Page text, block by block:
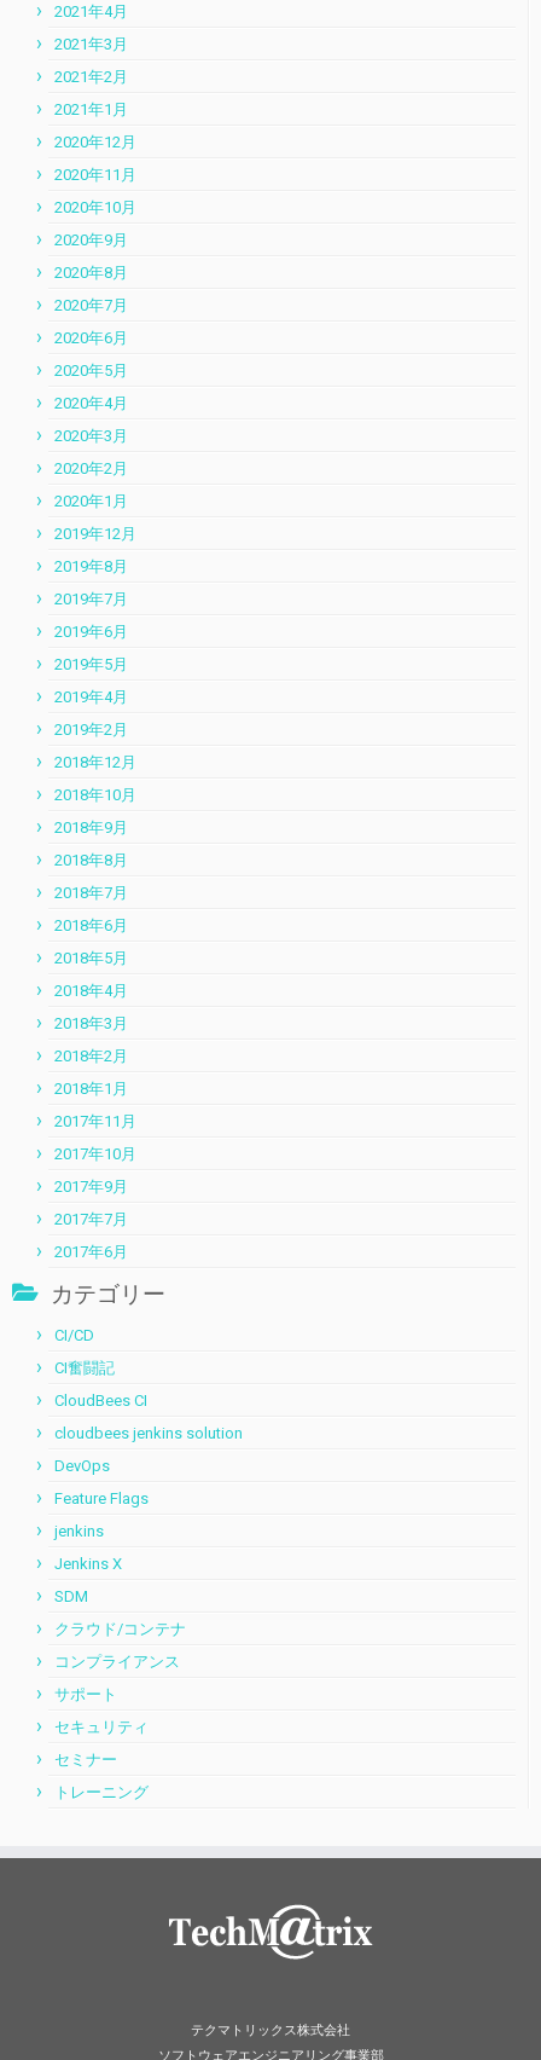
2021年4月
2021年3月
2021年2月
2021年1月
2020年12月
2020年11月
2020年10月
2020年9月
2020年8月
2020年7月
2020年6月
2020年5月
2020年4月
2020年3月
2020年2月
2020年1月
2019年12月
2019年8月
2019年7月
2019年6月
2019年5月
2019年4月
2019年2月
2018年12月
2018年10月
2018年9月
2018年8月
2018年7月
2018年6月
2018年5月
2018年4月
2018年3月
2018年2月
2018年1月
2017年11月
2017年10月
2017年9月
2017年7月
2017年6月
カテゴリー
CI/CD
CI奮闘記
CloudBees CI
cloudbees jenkins solution
DevOps
Feature Flags
jenkins
Jenkins X
SDM
クラウド/コンテナ
コンプライアンス
サポート
セキュリティ
セミナー
トレーニング
テクマトリックス株式会社
ソフトウェアエンジニアリング事業部